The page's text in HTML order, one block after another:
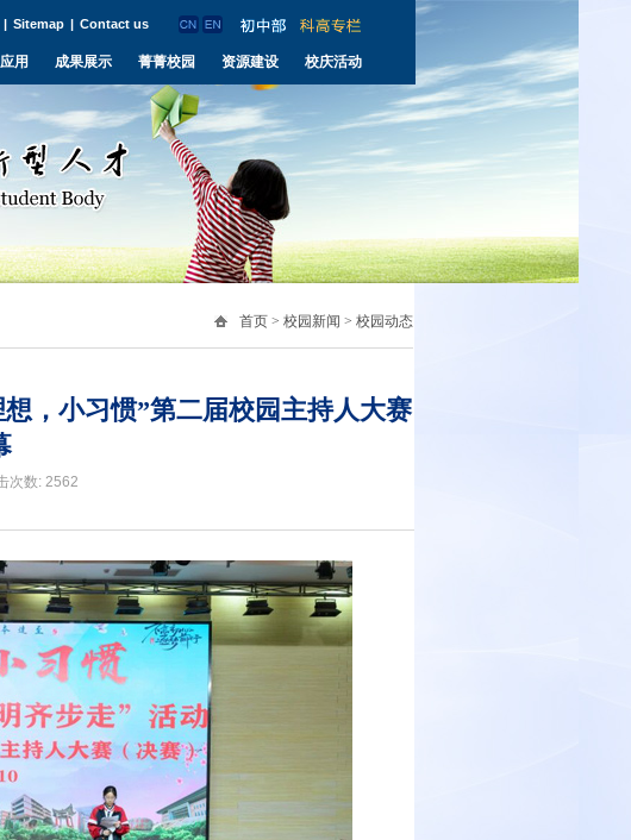
| Sitemap | Contact us
用 成果展示 菁菁校园 资源建设 校庆活动
首页 > 校园新闻 > 校园动态
，小习惯”第二届校园主持人大赛
次数: 2562